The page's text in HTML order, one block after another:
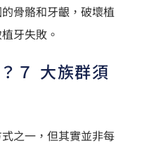
骨骼和牙齦，破壞植
牙失敗。
７ 大族群須
之一，但其實並非每